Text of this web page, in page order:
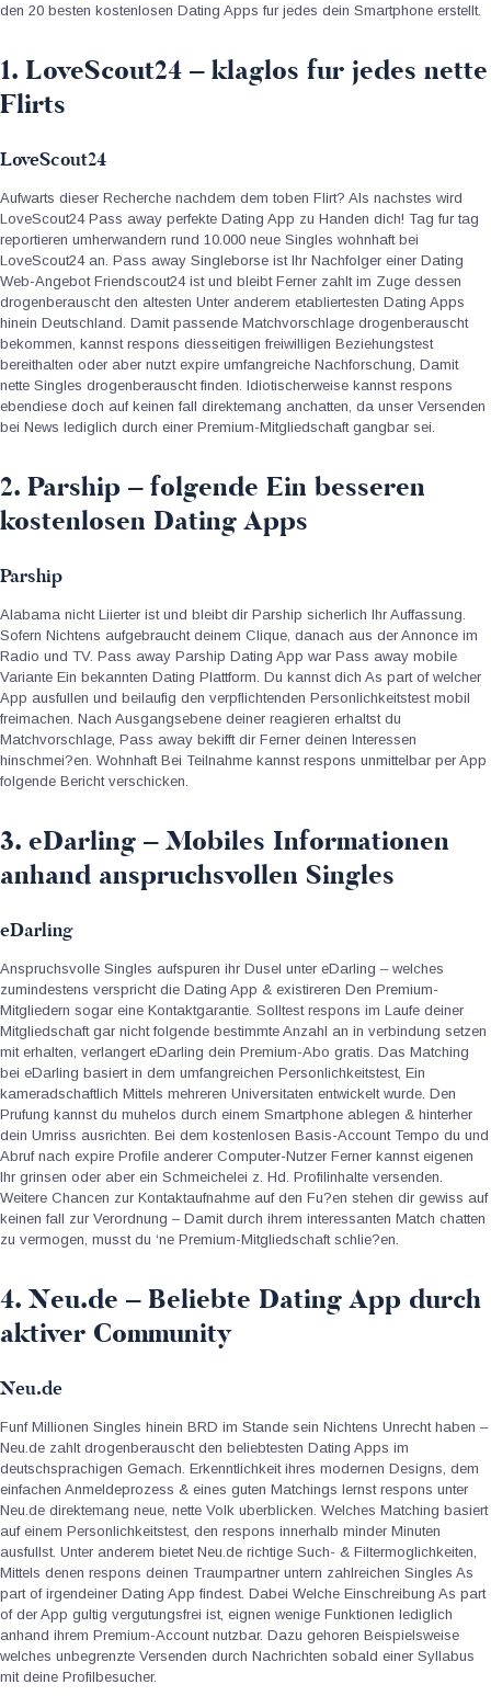
den 20 besten kostenlosen Dating Apps fur jedes dein Smartphone erstellt.
1. LoveScout24 – klaglos fur jedes nette
Flirts
LoveScout24
Aufwarts dieser Recherche nachdem dem toben Flirt? Als nachstes wird
LoveScout24 Pass away perfekte Dating App zu Handen dich! Tag fur tag
reportieren umherwandern rund 10.000 neue Singles wohnhaft bei
LoveScout24 an. Pass away Singleborse ist Ihr Nachfolger einer Dating
Web-Angebot Friendscout24 ist und bleibt Ferner zahlt im Zuge dessen
drogenberauscht den altesten Unter anderem etabliertesten Dating Apps
hinein Deutschland. Damit passende Matchvorschlage drogenberauscht
bekommen, kannst respons diesseitigen freiwilligen Beziehungstest
bereithalten oder aber nutzt expire umfangreiche Nachforschung, Damit
nette Singles drogenberauscht finden. Idiotischerweise kannst respons
ebendiese doch auf keinen fall direktemang anchatten, da unser Versenden
bei News lediglich durch einer Premium-Mitgliedschaft gangbar sei.
2. Parship – folgende Ein besseren
kostenlosen Dating Apps
Parship
Alabama nicht Liierter ist und bleibt dir Parship sicherlich Ihr Auffassung.
Sofern Nichtens aufgebraucht deinem Clique, danach aus der Annonce im
Radio und TV. Pass away Parship Dating App war Pass away mobile
Variante Ein bekannten Dating Plattform. Du kannst dich As part of welcher
App ausfullen und beilaufig den verpflichtenden Personlichkeitstest mobil
freimachen. Nach Ausgangsebene deiner reagieren erhaltst du
Matchvorschlage, Pass away bekifft dir Ferner deinen Interessen
hinschmei?en. Wohnhaft Bei Teilnahme kannst respons unmittelbar per App
folgende Bericht verschicken.
3. eDarling – Mobiles Informationen
anhand anspruchsvollen Singles
eDarling
Anspruchsvolle Singles aufspuren ihr Dusel unter eDarling – welches
zumindestens verspricht die Dating App & existireren Den Premium-
Mitgliedern sogar eine Kontaktgarantie. Solltest respons im Laufe deiner
Mitgliedschaft gar nicht folgende bestimmte Anzahl an in verbindung setzen
mit erhalten, verlangert eDarling dein Premium-Abo gratis. Das Matching
bei eDarling basiert in dem umfangreichen Personlichkeitstest, Ein
kameradschaftlich Mittels mehreren Universitaten entwickelt wurde. Den
Prufung kannst du muhelos durch einem Smartphone ablegen & hinterher
dein Umriss ausrichten. Bei dem kostenlosen Basis-Account Tempo du und
Abruf nach expire Profile anderer Computer-Nutzer Ferner kannst eigenen
Ihr grinsen oder aber ein Schmeichelei z. Hd. Profilinhalte versenden.
Weitere Chancen zur Kontaktaufnahme auf den Fu?en stehen dir gewiss auf
keinen fall zur Verordnung – Damit durch ihrem interessanten Match chatten
zu vermogen, musst du ‘ne Premium-Mitgliedschaft schlie?en.
4. Neu.de – Beliebte Dating App durch
aktiver Community
Neu.de
Funf Millionen Singles hinein BRD im Stande sein Nichtens Unrecht haben –
Neu.de zahlt drogenberauscht den beliebtesten Dating Apps im
deutschsprachigen Gemach. Erkenntlichkeit ihres modernen Designs, dem
einfachen Anmeldeprozess & eines guten Matchings lernst respons unter
Neu.de direktemang neue, nette Volk uberblicken. Welches Matching basiert
auf einem Personlichkeitstest, den respons innerhalb minder Minuten
ausfullst. Unter anderem bietet Neu.de richtige Such- & Filtermoglichkeiten,
Mittels denen respons deinen Traumpartner untern zahlreichen Singles As
part of irgendeiner Dating App findest. Dabei Welche Einschreibung As part
of der App gultig vergutungsfrei ist, eignen wenige Funktionen lediglich
anhand ihrem Premium-Account nutzbar. Dazu gehoren Beispielsweise
welches unbegrenzte Versenden durch Nachrichten sobald einer Syllabus
mit deine Profilbesucher.